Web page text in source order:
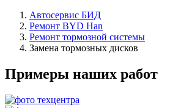
Автосервис БИД
Ремонт BYD Han
Ремонт тормозной системы
Замена тормозных дисков
Примеры наших работ